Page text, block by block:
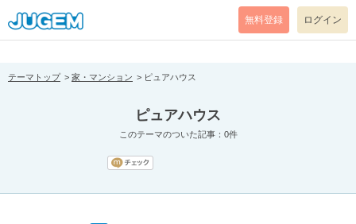
[pear_error: message="Success" code=0 mode=return level=notice
prefix="" info=""]
無料登録 ログイン
テーマトップ 家・マンション ピュアハウス
ピュアハウス
このテーマのついた記事：0件